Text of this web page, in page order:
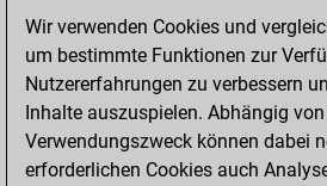
You
BeautyScore of 5
achieved a new
of 1591
Wir verwenden Cookies und
um bestimmte Funktionen zur
Nutzererfahrungen zu verbessern
Inhalte auszuspielen. Abhängig
Verwendungszweck können dabei
erforderlichen Cookies auch